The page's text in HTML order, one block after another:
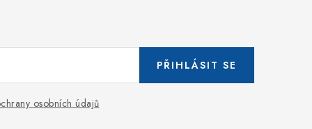
osobních údajů
PŘIHLÁSIT SE